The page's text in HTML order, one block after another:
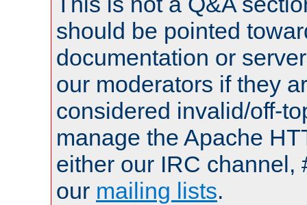
should be pointed
documentation or
our moderators if they
considered invalid/off-
manage the Apache
either our IRC channel,
our mailing lists.